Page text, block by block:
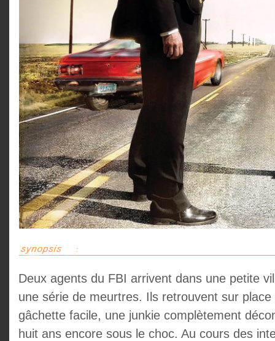
Deux agents du FBI arrivent dans une petite
une série de meurtres. Ils retrouvent sur
gâchette facile, une junkie complètement
huit ans encore sous le choc. Au cours des